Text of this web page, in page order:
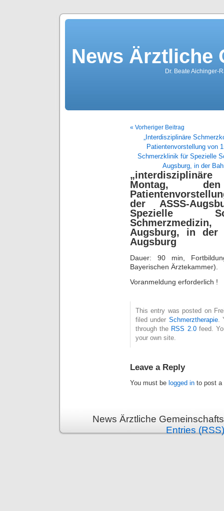
News Ärztliche
Dr. Beate Aichinger-
« Vorheriger Beitrag
„Interdisziplinäre
Patientenvorstellung von
Schmerzklinik für Spezielle
Augsburg, in der
Montag,
der ASSS-
Spezielle
Augsburg, in der
Augsburg
Dauer: 90 min,
Bayerischen Ärztekammer).
Voranmeldung erforderlich !
This entry was posted on
filed under Schmerztherapie.
through the RSS 2.0feed.
your own site.
Leave a Reply
You must be logged in to post a
News Ärztliche
Entries (RSS)